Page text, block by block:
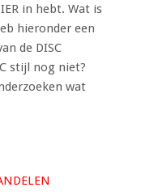
in hebt. Wat is
hieronder een
de DISC
stijl nog niet?
wat